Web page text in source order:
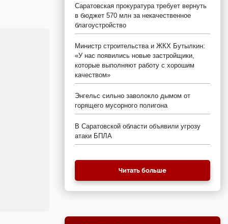
Саратовская прокуратура требует вернуть
в бюджет 570 млн за некачественное
благоустройство
Министр строительства и ЖКХ Бутылкин:
«У нас появились новые застройщики,
которые выполняют работу с хорошим
качеством»
Энгельс сильно заволокло дымом от
горящего мусорного полигона
В Саратовской области объявили угрозу
атаки БПЛА
Читать больше